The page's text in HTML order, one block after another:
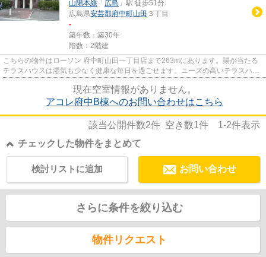
山陽本線 「広島 」駅 徒歩51分
広島県安芸郡府中町山田 ３丁目
-
築年数：築30年
階数：2階建
こちらの物件はローソン 府中町山田一丁目店まで263mにあります。陽が当たる
テラスハウスは湿気も少なく健康な毎日を過ごせます。ニーズの高いテラスハウ
スで、自分だけのオシャレな空...
現在空室情報がありません。
アコレ府中B棟へのお問い合わせはこちら
該当公開件数2件 空き数1件 1-2件表示
チェックした物件をまとめて
お問い合わせ
検討リストに追加
さらに条件を絞り込む
物件リクエスト